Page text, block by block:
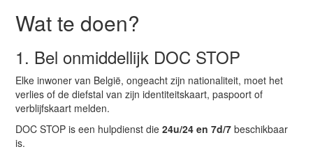
Wat te doen?
1. Bel onmiddellijk DOC STOP
Elke inwoner van België, ongeacht zijn nationaliteit, moet het
verlies of de diefstal van zijn identiteitskaart, paspoort of
verblijfskaart melden.
DOC STOP is een hulpdienst die24u/24 en 7d/7 beschikbaar
is.